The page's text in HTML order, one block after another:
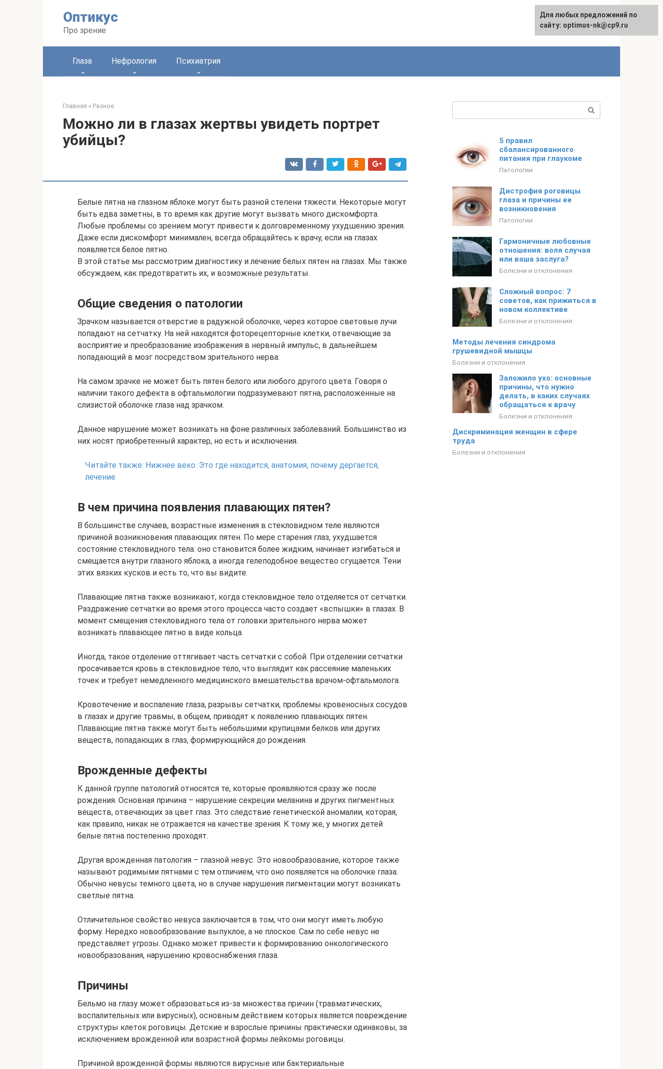
Оптикус
Про зрение
Русский
Глаза Нефрология Психиатрия
Главная » Разное
Можно ли в глазах жертвы увидеть портрет
убийцы?
Белые пятна на глазном яблоке могут быть разной степени тяжести. Некоторые могут
быть едва заметны, в то время как другие могут вызвать много дискомфорта.
Любые проблемы со зрением могут привести к долговременному ухудшению зрения.
Даже если дискомфорт минимален, всегда обращайтесь к врачу, если на глазах
появляется белое пятно.
В этой статье мы рассмотрим диагностику и лечение белых пятен на глазах. Мы также
обсуждаем, как предотвратить их, и возможные результаты.
Общие сведения о патологии
Зрачком называется отверстие в радужной оболочке, через которое световые лучи
попадают на сетчатку. На ней находятся фоторецепторные клетки, отвечающие за
восприятие и преобразование изображения в нервный импульс, в дальнейшем
попадающий в мозг посредством зрительного нерва.
На самом зрачке не может быть пятен белого или любого другого цвета. Говоря о
наличии такого дефекта в офтальмологии подразумевают пятна, расположенные на
слизистой оболочке глаза над зрачком.
Данное нарушение может возникать на фоне различных заболеваний. Большинство из
них носят приобретенный характер, но есть и исключения.
Читайте также: Нижнее веко. Это где находится, анатомия, почему дергается,
лечение
В чем причина появления плавающих пятен?
В большинстве случаев, возрастные изменения в стекловидном теле являются
причиной возникновения плавающих пятен. По мере старения глаз, ухудшается
состояние стекловидного тела: оно становится более жидким, начинает изгибаться и
смещается внутри глазного яблока, а иногда гелеподобное вещество сгущается. Тени
этих вязких кусков и есть то, что вы видите.
Плавающие пятна также возникают, когда стекловидное тело отделяется от сетчатки.
Раздражение сетчатки во время этого процесса часто создает «вспышки» в глазах. В
момент смещения стекловидного тела от головки зрительного нерва может
возникать плавающее пятно в виде кольца.
Иногда, такое отделение оттягивает часть сетчатки с собой. При отделении сетчатки
просачивается кровь в стекловидное тело, что выглядит как рассеяние маленьких
точек и требует немедленного медицинского вмешательства врачом-офтальмолога.
Кровотечение и воспаление глаза, разрывы сетчатки, проблемы кровеносных сосудов
в глазах и другие травмы, в общем, приводят к появлению плавающих пятен.
Плавающие пятна также могут быть небольшими крупицами белков или других
веществ, попадающих в глаз, формирующийся до рождения.
Врожденные дефекты
К данной группе патологий относятся те, которые проявляются сразу же после
рождения. Основная причина – нарушение секреции меланина и других пигментных
веществ, отвечающих за цвет глаз. Это следствие генетической аномалии, которая,
как правило, никак не отражается на качестве зрения. К тому же, у многих детей
белые пятна постепенно проходят.
Другая врожденная патология – глазной невус. Это новообразование, которое также
называют родимыми пятнами с тем отличием, что оно появляется на оболочке глаза.
Обычно невусы темного цвета, но в случае нарушения пигментации могут возникать
светлые пятна.
Отличительное свойство невуса заключается в том, что они могут иметь любую
форму. Нередко новообразование выпуклое, а не плоское. Сам по себе невус не
представляет угрозы. Однако может привести к формированию онкологического
новообразования, нарушению кровоснабжения глаза.
Причины
Бельмо на глазу может образоваться из-за множества причин (травматических,
воспалительных или вирусных), основным действием которых является повреждение
структуры клеток роговицы. Детские и взрослые причины практически одинаковы, за
исключением врожденной или возрастной формы лейкомы роговицы.
Причиной врожденной формы являются вирусные или бактериальные
5 правил
сбалансированного
питания при глаукоме
Патологии
Дистрофия роговицы
глаза и причины ее
возникновения
Патологии
Гармоничные любовные
отношения: воля случая
или ваша заслуга?
Болезни и отклонения
Сложный вопрос: 7
советов, как прижиться в
новом коллективе
Болезни и отклонения
Методы лечения синдрома
грушевидной мышцы
Болезни и отклонения
Заложило ухо: основные
причины, что нужно
делать, в каких случаях
обращаться к врачу
Болезни и отклонения
Дискриминация женщин в сфере
труда
Болезни и отклонения
Для любых предложений по
сайту: [email protected]
Для любых предложений по
сайту: optimus-nk@cp9.ru